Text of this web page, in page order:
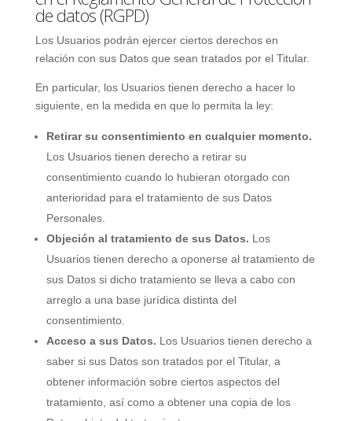
de datos (RGPD)
Los Usuarios podrán ejercer ciertos derechos en
relación con sus Datos que sean tratados por el Titular.
En particular, los Usuarios tienen derecho a hacer lo
siguiente, en la medida en que lo permita la ley:
Retirar su consentimiento en cualquier momento.
Los Usuarios tienen derecho a retirar su
consentimiento cuando lo hubieran otorgado con
anterioridad para el tratamiento de sus Datos
Personales.
Objeción al tratamiento de sus Datos. Los
Usuarios tienen derecho a oponerse al tratamiento de
sus Datos si dicho tratamiento se lleva a cabo con
arreglo a una base jurídica distinta del
consentimiento.
Acceso a sus Datos. Los Usuarios tienen derecho a
saber si sus Datos son tratados por el Titular, a
obtener información sobre ciertos aspectos del
tratamiento, así como a obtener una copia de los